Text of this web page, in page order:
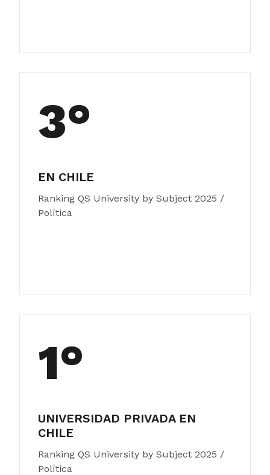
3°
EN CHILE
Ranking QS University by Subject 2025 /
Política
1°
UNIVERSIDAD PRIVADA EN
CHILE
Ranking QS University by Subject 2025 /
Política